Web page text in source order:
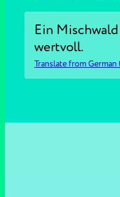
Ein
wertvoll.
Translate from